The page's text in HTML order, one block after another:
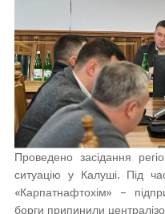
Проведено засідання
ситуацію у Калуші. Під
«Карпатнафтохім» –
борги припинили